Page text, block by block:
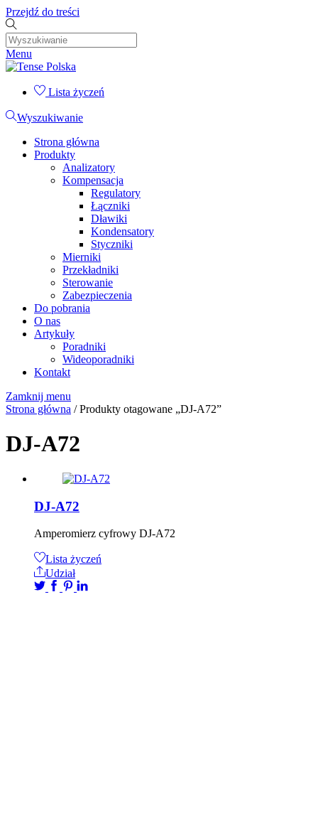
Przejdź do treści
Menu
Lista życzeń
Wyszukiwanie
Strona główna
Produkty
Analizatory
Kompensacja
Regulatory
Łączniki
Dławiki
Kondensatory
Styczniki
Mierniki
Przekładniki
Sterowanie
Zabezpieczenia
Do pobrania
O nas
Artykuły
Poradniki
Wideoporadniki
Kontakt
Zamknij menu
Strona główna / Produkty otagowane „DJ-A72”
DJ-A72
DJ-A72
Amperomierz cyfrowy DJ-A72
Lista życzeń
Udział